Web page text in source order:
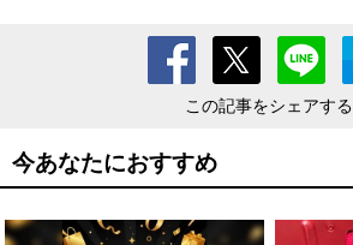
この記事をシェアする
今あなたにおすすめ